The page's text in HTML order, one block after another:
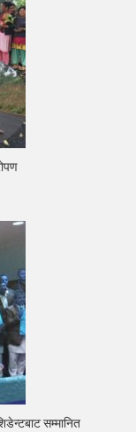
सम्मानित